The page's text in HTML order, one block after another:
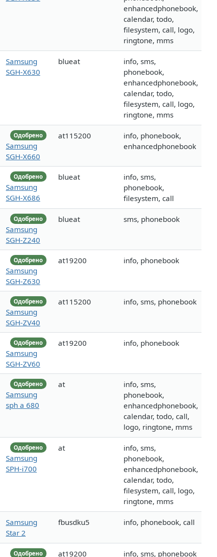
enhancedphonebook,
calendar, todo,
filesystem, call, logo,
ringtone, mms
Samsung
SGH-X630
blueat
info, sms,
phonebook,
enhancedphonebook,
calendar, todo,
filesystem, call, logo,
ringtone, mms
Одобрено
Samsung
SGH-X660
at115200
info, phonebook,
enhancedphonebook
Одобрено
Samsung
SGH-X686
blueat
info, sms,
phonebook,
filesystem, call
Одобрено
Samsung
SGH-Z240
blueat sms, phonebook
Одобрено
Samsung
SGH-Z630
at19200 info, phonebook
Одобрено
Samsung
SGH-ZV40
at115200 info, sms, phonebook
Одобрено
Samsung
SGH-ZV60
at19200 info, phonebook
Одобрено
Samsung
sph a 680
at
info, sms,
phonebook,
enhancedphonebook,
calendar, todo, call,
logo, ringtone, mms
Одобрено
Samsung
SPH-i700
at
info, sms,
phonebook,
enhancedphonebook,
calendar, todo,
filesystem, call, logo,
ringtone, mms
Samsung
Star 2
fbusdku5 info, phonebook, call
Одобрено at19200 info, sms, phonebook